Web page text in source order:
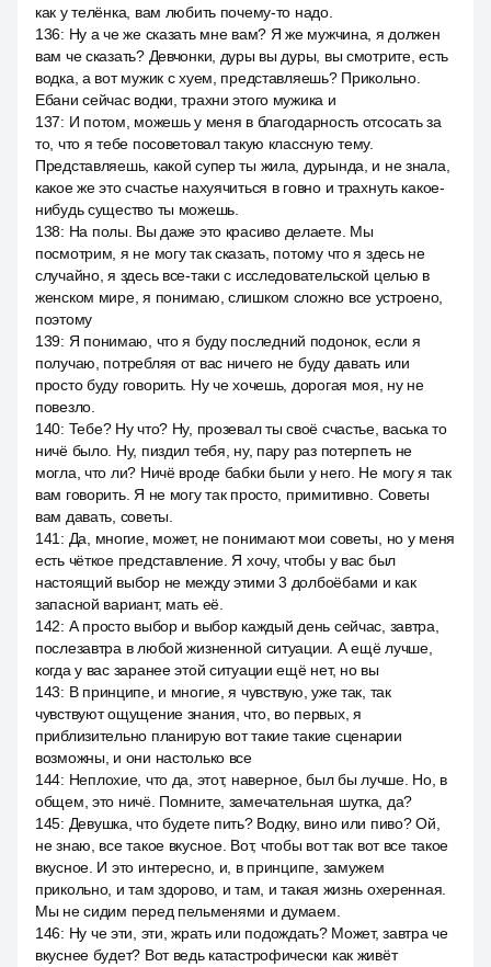
как у телёнка, вам любить почему-то надо.
136: Ну а че же сказать мне вам? Я же мужчина, я должен
вам че сказать? Девчонки, дуры вы дуры, вы смотрите, есть
водка, а вот мужик с хуем, представляешь? Прикольно.
Ебани сейчас водки, трахни этого мужика и
137: И потом, можешь у меня в благодарность отсосать за
то, что я тебе посоветовал такую классную тему.
Представляешь, какой супер ты жила, дурында, и не знала,
какое же это счастье нахуячиться в говно и трахнуть какое-
нибудь существо ты можешь.
138: На полы. Вы даже это красиво делаете. Мы
посмотрим, я не могу так сказать, потому что я здесь не
случайно, я здесь все-таки с исследовательской целью в
женском мире, я понимаю, слишком сложно все устроено,
поэтому
139: Я понимаю, что я буду последний подонок, если я
получаю, потребляя от вас ничего не буду давать или
просто буду говорить. Ну че хочешь, дорогая моя, ну не
повезло.
140: Тебе? Ну что? Ну, прозевал ты своё счастье, васька то
ничё было. Ну, пиздил тебя, ну, пару раз потерпеть не
могла, что ли? Ничё вроде бабки были у него. Не могу я так
вам говорить. Я не могу так просто, примитивно. Советы
вам давать, советы.
141 : Да, многие, может, не понимают мои советы, но у меня
есть чёткое представление. Я хочу, чтобы у вас был
настоящий выбор не между этими 3 долбоёбами и как
запасной вариант, мать её.
142: А просто выбор и выбор каждый день сейчас, завтра,
послезавтра в любой жизненной ситуации. А ещё лучше,
когда у вас заранее этой ситуации ещё нет, но вы
143: В принципе, и многие, я чувствую, уже так, так
чувствуют ощущение знания, что, во первых, я
приблизительно планирую вот такие такие сценарии
возможны, и они настолько все
144: Неплохие, что да, этот, наверное, был бы лучше. Но, в
общем, это ничё. Помните, замечательная шутка, да?
145: Девушка, что будете пить? Водку, вино или пиво? Ой,
не знаю, все такое вкусное. Вот, чтобы вот так вот все такое
вкусное. И это интересно, и, в принципе, замужем
прикольно, и там здорово, и там, и такая жизнь охеренная.
Мы не сидим перед пельменями и думаем.
146: Ну че эти, эти, жрать или подождать? Может, завтра че
вкуснее будет? Вот ведь катастрофически как живёт